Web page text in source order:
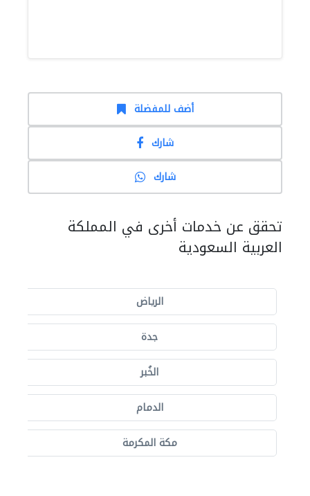
أضف للمفضلة
شارك
شارك
تحقق عن خدمات أخرى في المملكة
العربية السعودية
الرياض
جدة
الخُبر
الدمام
مكة المكرمة